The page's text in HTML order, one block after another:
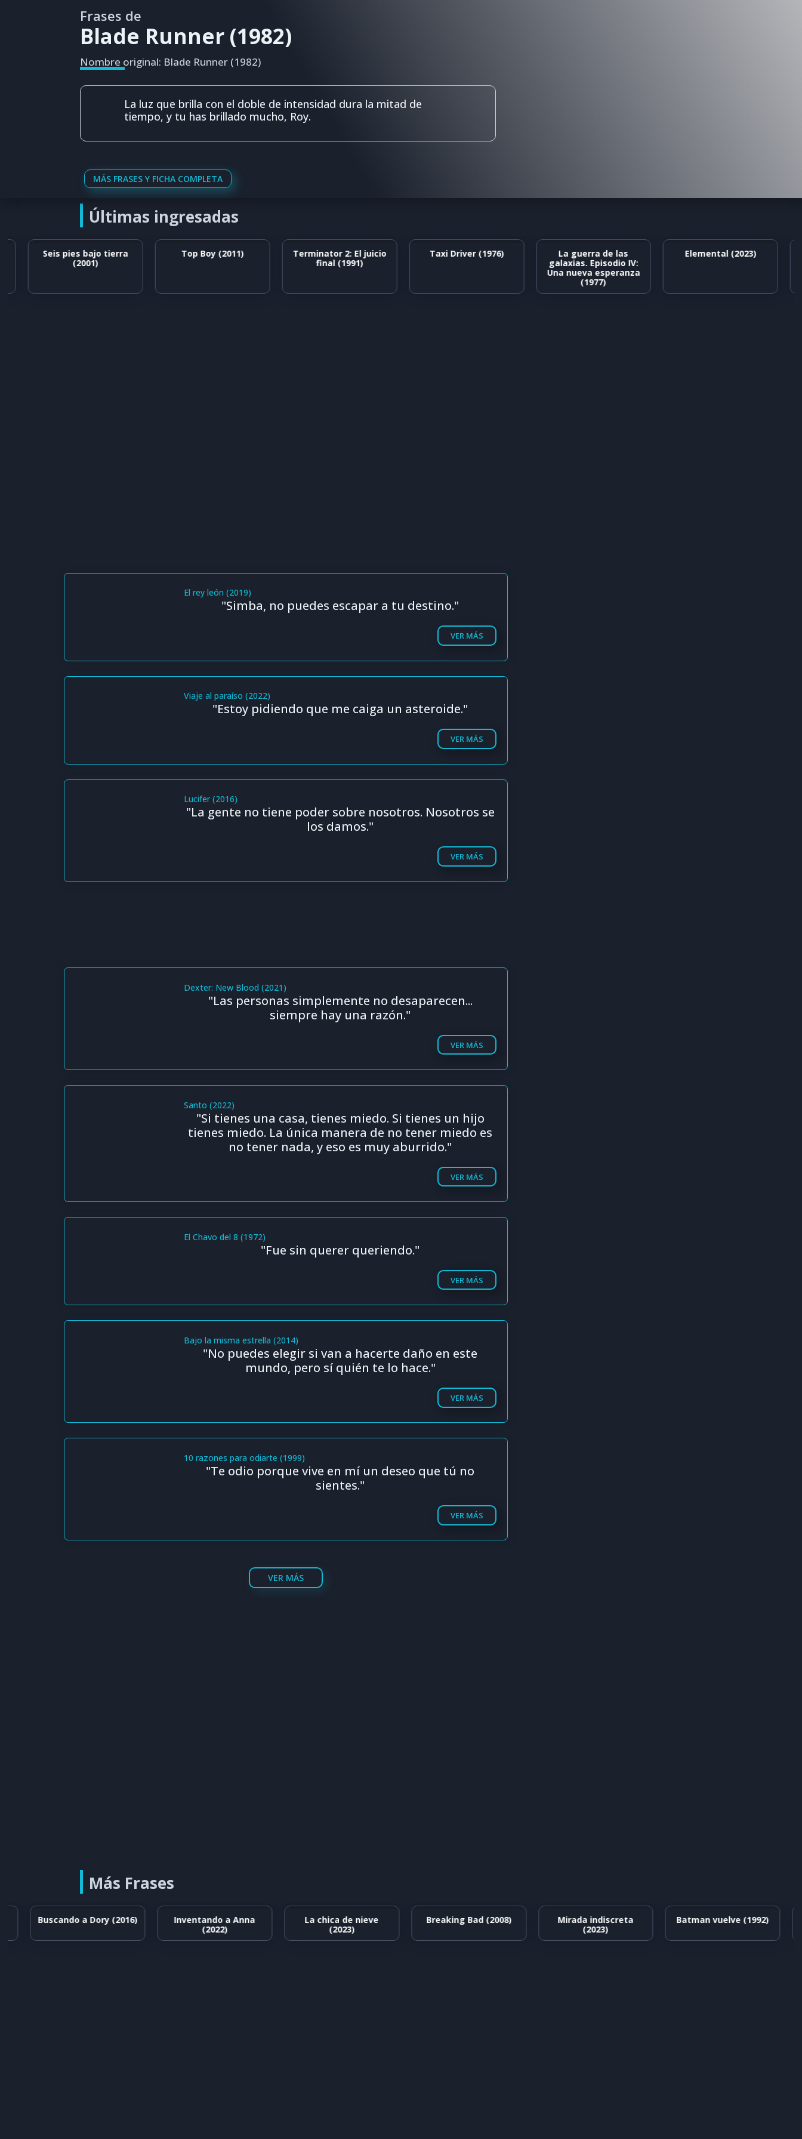
Frases de
Blade Runner (1982)
Nombre original: Blade Runner (1982)
La luz que brilla con el doble de intensidad dura la mitad de
tiempo, y tu has brillado mucho, Roy.
MÁS FRASES Y FICHA COMPLETA
Últimas ingresadas
Seis pies bajo tierra
(2001)
Top Boy (2011)
Terminator 2: El juicio
final (1991)
Taxi Driver (1976)
La guerra de las
galaxias. Episodio IV:
Una nueva esperanza
(1977)
Elemental (2023)
El rey león (2019)
"Simba, no puedes escapar a tu destino."
VER MÁS
Viaje al paraíso (2022)
"Estoy pidiendo que me caiga un asteroide."
VER MÁS
Lucifer (2016)
"La gente no tiene poder sobre nosotros. Nosotros se
los damos."
VER MÁS
Dexter: New Blood (2021)
"Las personas simplemente no desaparecen...
siempre hay una razón."
VER MÁS
Santo (2022)
"Si tienes una casa, tienes miedo. Si tienes un hijo
tienes miedo. La única manera de no tener miedo es
no tener nada, y eso es muy aburrido."
VER MÁS
El Chavo del 8 (1972)
"Fue sin querer queriendo."
VER MÁS
Bajo la misma estrella (2014)
"No puedes elegir si van a hacerte daño en este
mundo, pero sí quién te lo hace."
VER MÁS
10 razones para odiarte (1999)
"Te odio porque vive en mí un deseo que tú no
sientes."
VER MÁS
VER MÁS
Más Frases
Buscando a Dory (2016)
Inventando a Anna
(2022)
La chica de nieve
(2023)
Breaking Bad (2008)
Mirada indiscreta
(2023)
Batman vuelve (1992)